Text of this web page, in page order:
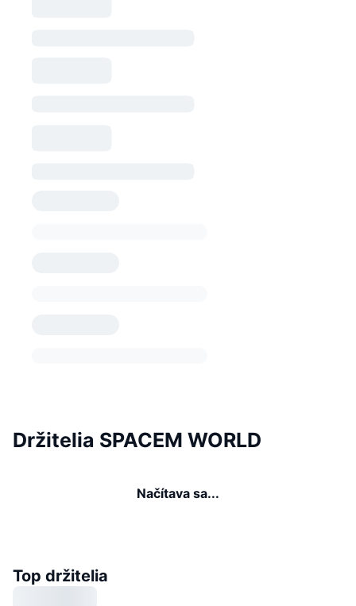
Držitelia SPACEM WORLD
Načítava sa...
Top držitelia